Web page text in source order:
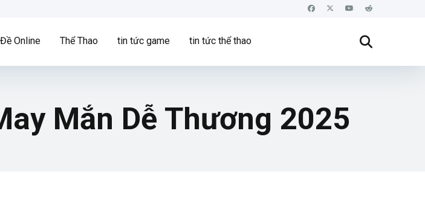
Online Thể Thao tin tức game tin tức thể thao
Mắn Dễ Thương 2025